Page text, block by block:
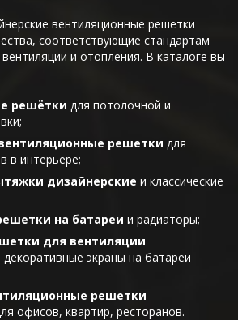
вентиляционные решетки
соответствующие стандартам
и отопления. В каталоге вы
решётки для потолочной и
решетки для
в интерьере;
дизайнерские и классические
на батареи и радиаторы;
для вентиляции
декоративные экраны на батареи
решетки
офисов, квартир, ресторанов.